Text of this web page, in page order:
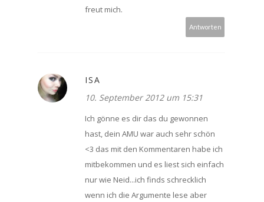
freut mich.
Antworten
ISA
10. September 2012 um 15:31
Ich gönne es dir das du gewonnen
hast, dein AMU war auch sehr schön
<3 das mit den Kommentaren habe ich
mitbekommen und es liest sich einfach
nur wie Neid...ich finds schrecklich
wenn ich die Argumente lese aber